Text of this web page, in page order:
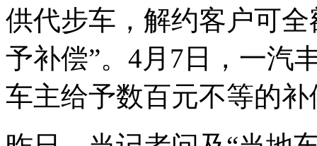
供代步车，解约客户可
予补偿”。4月7日，一汽
车主给予数百元不等的补